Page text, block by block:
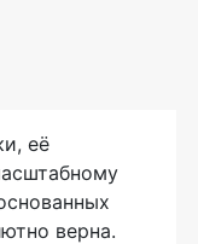
её
верна.